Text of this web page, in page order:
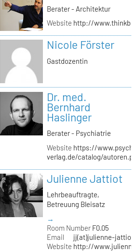
Berater - Architektur
Website http://
Nicole Förster
Gastdozentin
Dr. med.
Bernhard
Haslinger
Berater - Psychiatrie
Website https://
verlag.de/catalog/
Julienne Jattiot
Lehrbeauftragte,
Betreuung Bleisatz
→
Room NumberF0.05
Email
jj(at)julienne-
Website http://